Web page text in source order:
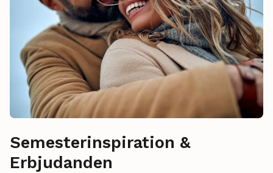
Semesterinspiration &
Erbjudanden